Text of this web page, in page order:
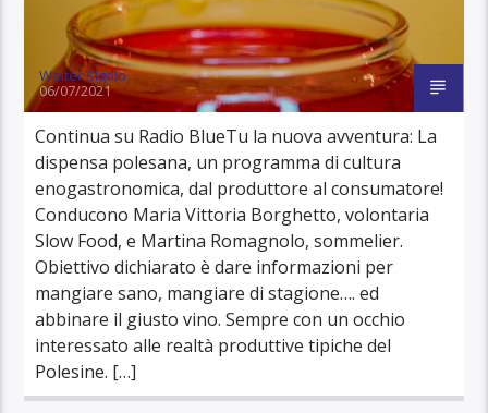
Walter Sigolo
06/07/2021
Continua su Radio BlueTu la nuova avventura: La
dispensa polesana, un programma di cultura
enogastronomica, dal produttore al consumatore!
Conducono Maria Vittoria Borghetto, volontaria
Slow Food, e Martina Romagnolo, sommelier.
Obiettivo dichiarato è dare informazioni per
mangiare sano, mangiare di stagione…. ed
abbinare il giusto vino. Sempre con un occhio
interessato alle realtà produttive tipiche del
Polesine. […]